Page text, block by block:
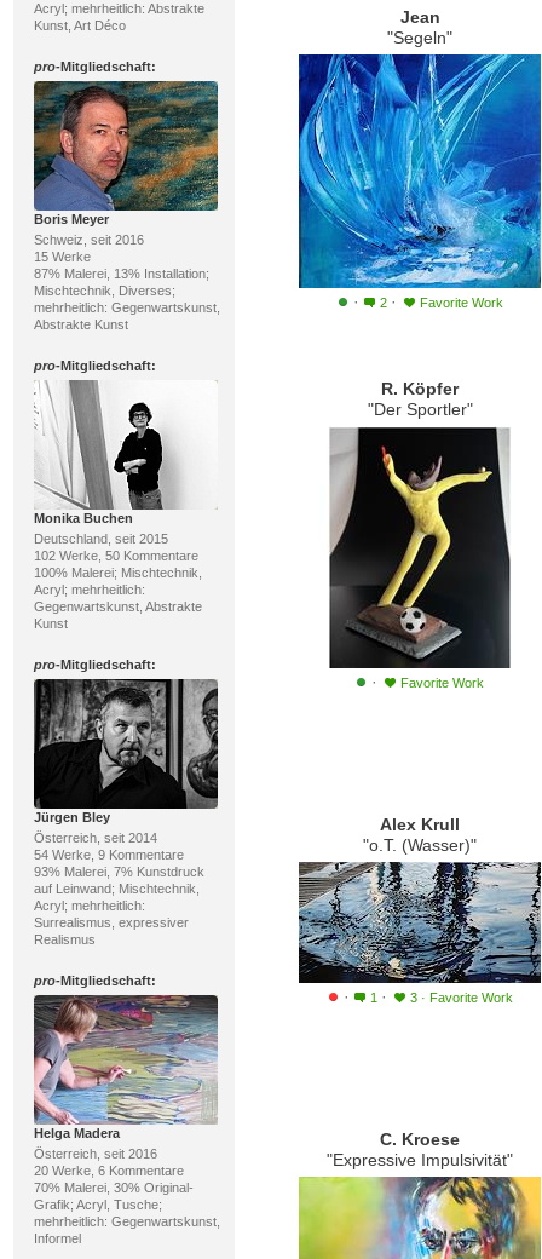
Acryl; mehrheitlich: Abstrakte
Kunst, Art Déco
pro-Mitgliedschaft:
Boris Meyer
Schweiz, seit 2016
15 Werke
87% Malerei, 13% Installation;
Mischtechnik, Diverses;
mehrheitlich: Gegenwartskunst,
Abstrakte Kunst
pro-Mitgliedschaft:
Monika Buchen
Deutschland, seit 2015
102 Werke, 50 Kommentare
100% Malerei; Mischtechnik,
Acryl; mehrheitlich:
Gegenwartskunst, Abstrakte
Kunst
pro-Mitgliedschaft:
Jürgen Bley
Österreich, seit 2014
54 Werke, 9 Kommentare
93% Malerei, 7% Kunstdruck
auf Leinwand; Mischtechnik,
Acryl; mehrheitlich:
Surrealismus, expressiver
Realismus
pro-Mitgliedschaft:
Helga Madera
Österreich, seit 2016
20 Werke, 6 Kommentare
70% Malerei, 30% Original-
Grafik; Acryl, Tusche;
mehrheitlich: Gegenwartskunst,
Informel
Jean
"Segeln"
· 2 · Favorite Work
R. Köpfer
"Der Sportler"
· Favorite Work
Alex Krull
"o.T. (Wasser)"
· 1 · 3 · Favorite Work
C. Kroese
"Expressive Impulsivität"